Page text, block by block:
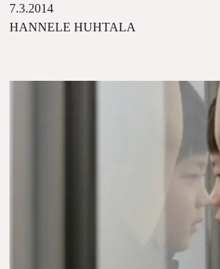
7.3.2014
HANNELE HUHTALA